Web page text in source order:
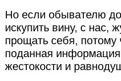
Но если обывателю
искупить вину, с
прощать себя,
поданная
жестокости и